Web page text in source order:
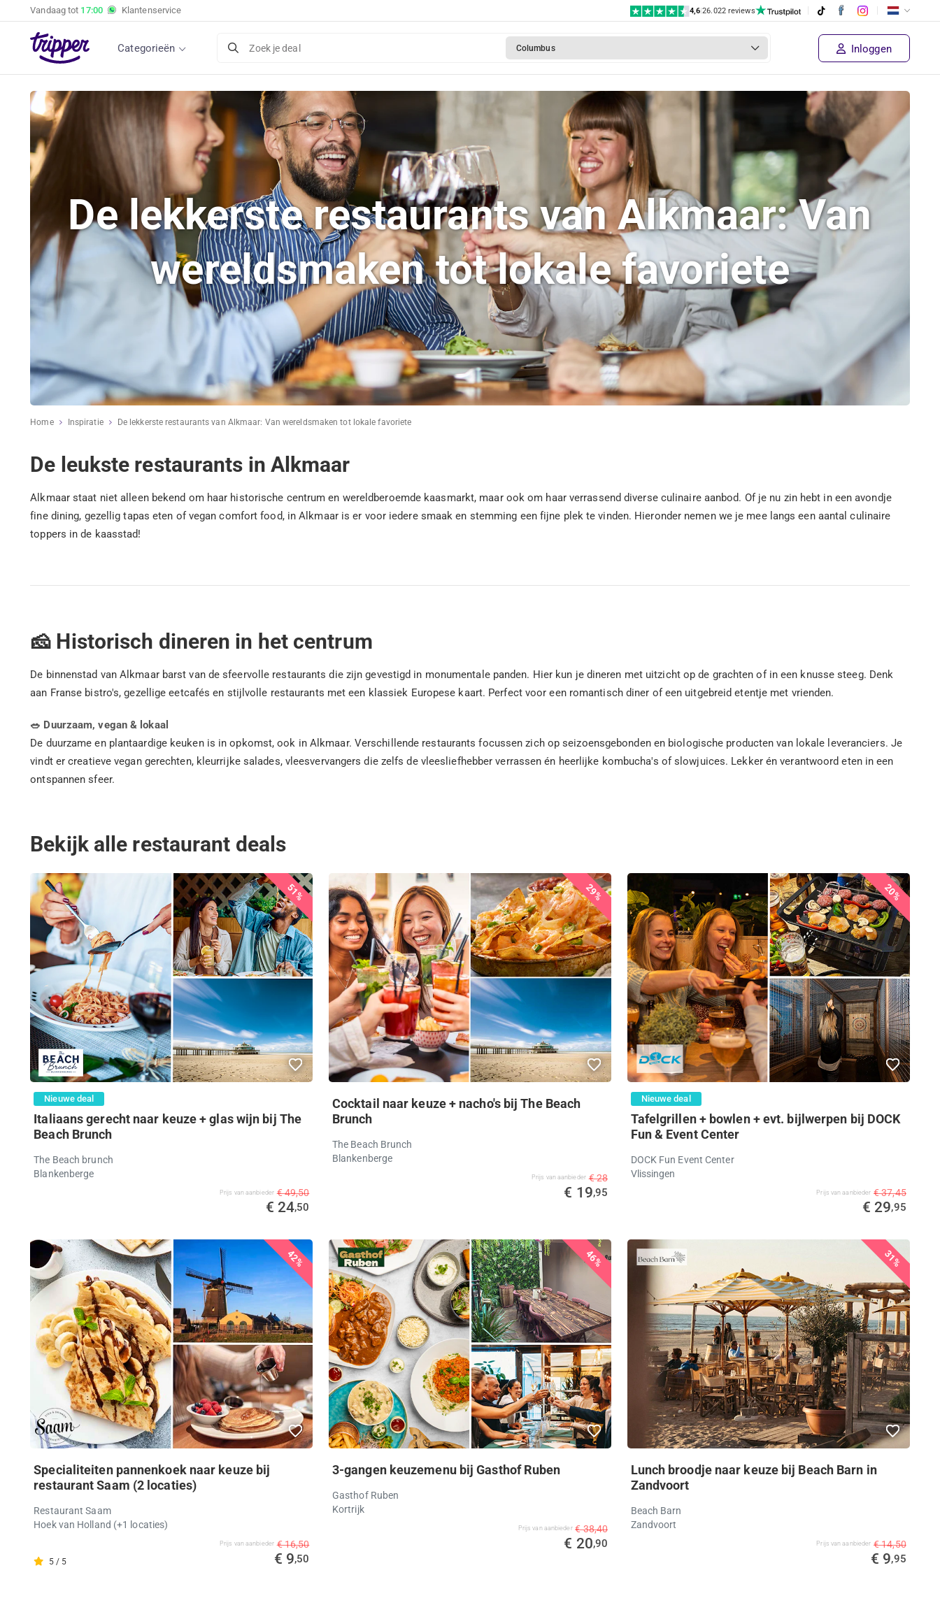
Vandaag tot 17:00 Klantenservice 4,6|26.022 reviews
Categorieën Zoek je deal Columbus Inloggen
De lekkerste restaurants van Alkmaar: Van
wereldsmaken tot lokale favoriete
Home Inspiratie De lekkerste restaurants van Alkmaar: Van wereldsmaken tot lokale favoriete
De leukste restaurants in Alkmaar
Alkmaar staat niet alleen bekend om haar historische centrum en wereldberoemde kaasmarkt, maar ook om haar verrassend diverse culinaire aanbod. Of je nu zin hebt in een avondje
fine dining, gezellig tapas eten of vegan comfort food, in Alkmaar is er voor iedere smaak en stemming een fijne plek te vinden. Hieronder nemen we je mee langs een aantal culinaire
toppers in de kaasstad!
🧀 Historisch dineren in het centrum
De binnenstad van Alkmaar barst van de sfeervolle restaurants die zijn gevestigd in monumentale panden. Hier kun je dineren met uitzicht op de grachten of in een knusse steeg. Denk
aan Franse bistro's, gezellige eetcafés en stijlvolle restaurants met een klassiek Europese kaart. Perfect voor een romantisch diner of een uitgebreid etentje met vrienden.
🥗 Duurzaam, vegan & lokaal
De duurzame en plantaardige keuken is in opkomst, ook in Alkmaar. Verschillende restaurants focussen zich op seizoensgebonden en biologische producten van lokale leveranciers. Je
vindt er creatieve vegan gerechten, kleurrijke salades, vleesvervangers die zelfs de vleesliefhebber verrassen én heerlijke kombucha's of slowjuices. Lekker én verantwoord eten in een
ontspannen sfeer.
Bekijk alle restaurant deals
51%
Nieuwe deal
Italiaans gerecht naar keuze + glas wijn bij The
Beach Brunch
The Beach brunch
Blankenberge
Prijs van aanbieder € 49,50
€ 24,50
29%
Cocktail naar keuze + nacho's bij The Beach
Brunch
The Beach Brunch
Blankenberge
Prijs van aanbieder € 28
€ 19,95
20%
Nieuwe deal
Tafelgrillen + bowlen + evt. bijlwerpen bij DOCK
Fun & Event Center
DOCK Fun Event Center
Vlissingen
Prijs van aanbieder € 37,45
€ 29,95
42%
Specialiteiten pannenkoek naar keuze bij
restaurant Saam (2 locaties)
Restaurant Saam
Hoek van Holland (+1 locaties)
5 / 5
Prijs van aanbieder € 16,50
€ 9,50
46%
3-gangen keuzemenu bij Gasthof Ruben
Gasthof Ruben
Kortrijk
Prijs van aanbieder € 38,40
€ 20,90
31%
Lunch broodje naar keuze bij Beach Barn in
Zandvoort
Beach Barn
Zandvoort
Prijs van aanbieder € 14,50
€ 9,95